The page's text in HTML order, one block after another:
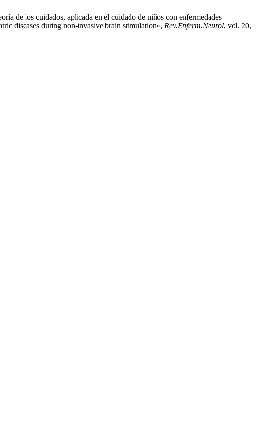
de los cuidados, aplicada en el cuidado de niños con enfermedades
diseases during non-invasive brain stimulation», Rev.Enferm.Neurol, vol. 20,